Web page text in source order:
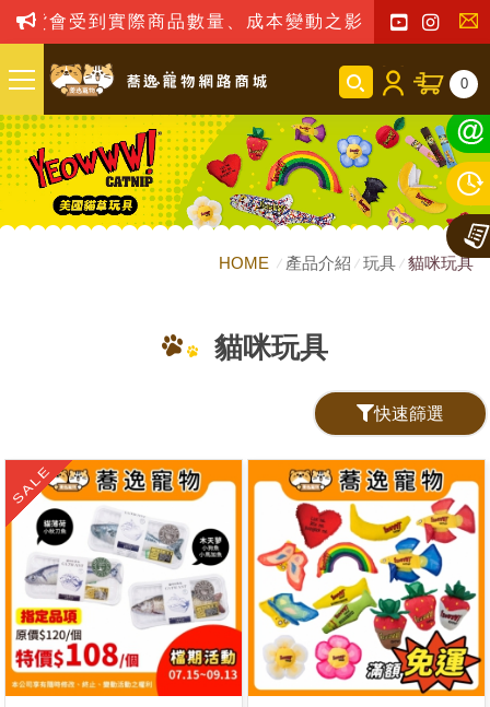
實際商品數量、成本變動之影響，我司保留訂單接受與
聯
我
們
0
HOME 產品介紹 玩具 貓咪玩具
貓咪玩具
快速篩選